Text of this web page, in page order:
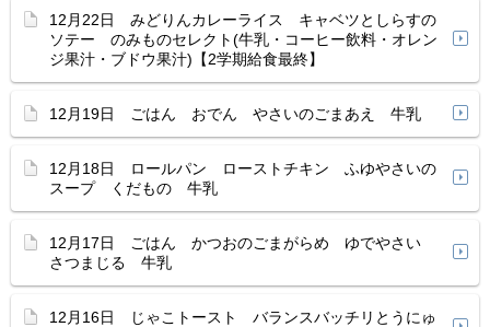
12月22日 みどりんカレーライス キャベツとしらすの
ソテー のみものセレクト(牛乳・コーヒー飲料・オレン
ジ果汁・ブドウ果汁)【2学期給食最終】
12月19日 ごはん おでん やさいのごまあえ 牛乳
12月18日 ロールパン ローストチキン ふゆやさいの
スープ くだもの 牛乳
12月17日 ごはん かつおのごまがらめ ゆでやさい
さつまじる 牛乳
12月16日 じゃこトースト バランスバッチリとうにゅ